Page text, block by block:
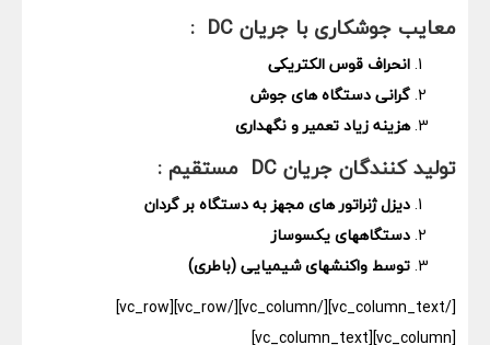
معایب جوشکاری با جریانDC
:
انحراف قوس الکتریکی
گرانی دستگاه های جوش
هزینه زیاد تعمیر و نگهداری
تولید کنندگان جریانDC مستقیم :
دیزل ژنراتور های مجهز به دستگاه بر گردان
دستگاههای یکسوساز
توسط واکنشهای شیمیایی (باطری)
[/vc_column_text][/vc_column][/vc_row][vc_row]
[vc_column][vc_column_text]